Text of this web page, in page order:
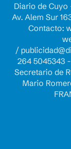
Diario de
Av. Alem Sur
Contacto:
/
264 5045343
Secretario de
Mario